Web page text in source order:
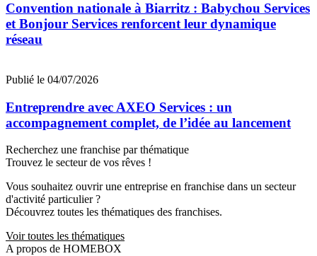
Convention nationale à Biarritz : Babychou Services
et Bonjour Services renforcent leur dynamique
réseau
Publié le 04/07/2026
Entreprendre avec AXEO Services : un
accompagnement complet, de l’idée au lancement
Recherchez une franchise par thématique
Trouvez le secteur de vos rêves !
Vous souhaitez ouvrir une entreprise en franchise dans un secteur
d'activité particulier ?
Découvrez toutes les thématiques des franchises.
Voir toutes les thématiques
A propos de HOMEBOX